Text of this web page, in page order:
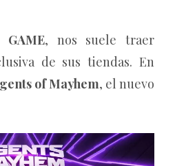
GAME, nos suele traer
de sus tiendas. En
of Mayhem, el nuevo